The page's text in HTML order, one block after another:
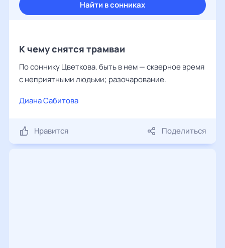
Найти в сонниках
К чему снятся трамваи
По соннику Цветкова. быть в нем — скверное время
с неприятными людьми; разочарование.
Диана Сабитова
Нравится Поделиться